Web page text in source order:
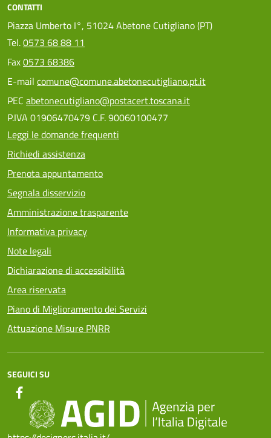
CONTATTI
Piazza Umberto I°, 51024 Abetone Cutigliano (PT)
Tel.0573 68 88 11
Fax0573 68386
E-mail comune@comune.abetonecutigliano.pt.it
PEC abetonecutigliano@postacert.toscana.it
P.IVA 01906470479 C.F. 90060100477
Leggi le domande frequenti
Richiedi assistenza
Prenota appuntamento
Segnala disservizio
Amministrazione trasparente
Informativa privacy
Note legali
Dichiarazione di accessibilità
Area riservata
Piano di Miglioramento dei Servizi
Attuazione Misure PNRR
SEGUICI SU